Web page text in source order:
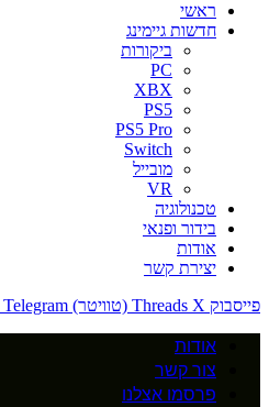
ראשי
חדשות גיימינג
ביקורות
PC
XBX
PS5
PS5 Pro
Switch
מובייל
VR
טכנולוגיה
בידור ופנאי
אודות
יצירת קשר
פייסבוק
Threads X (טוויטר) Telegram
אודות
צור קשר
פרסמו אצלנו